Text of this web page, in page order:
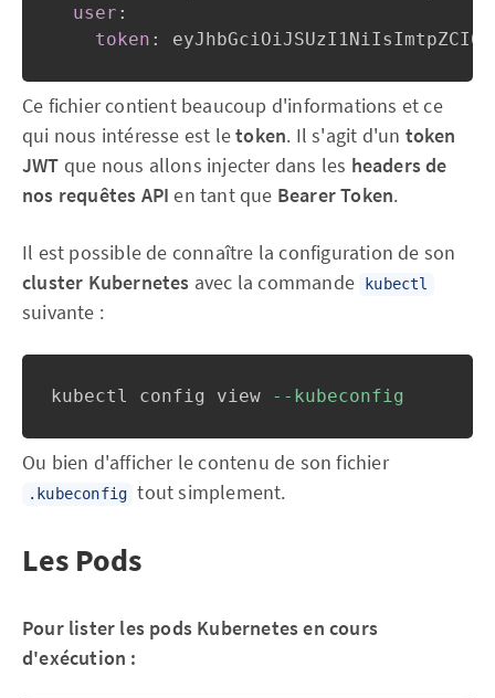
user :
token :
Ce fichier contient beaucoup d'informations et ce
qui nous intéresse est letoken. Il s'agit d'un token
JWT que nous allons injecter dans les headers de
nos requêtes API en tant que Bearer Token.
Il est possible de connaître la configuration de son
cluster Kubernetes avec la commande kubectl
suivante :
kubectl config view --kubeconfig
Ou bien d'afficher le contenu de son fichier
.kubeconfig tout simplement.
Les Pods
Pour lister les pods Kubernetes en cours
d'exécution :